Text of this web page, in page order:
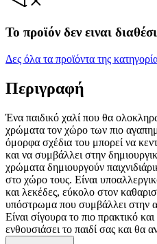
Το προϊόν δεν ειναι
Δες όλα τα προϊόντα της
Περιγραφή
Ένα παιδικό χαλί που θα
χρώματα τον χώρο των πιο
όμορφα σχέδια του μπορεί να
και να συμβάλλει στην
χρώματα δημιουργούν
στο χώρο τους. Είναι
και λεκέδες, εύκολο στον
υπόστρωμα που συμβάλλει στην
Είναι σίγουρα το πιο πρακτικό
ενθουσιάσει το παιδί σας και θα